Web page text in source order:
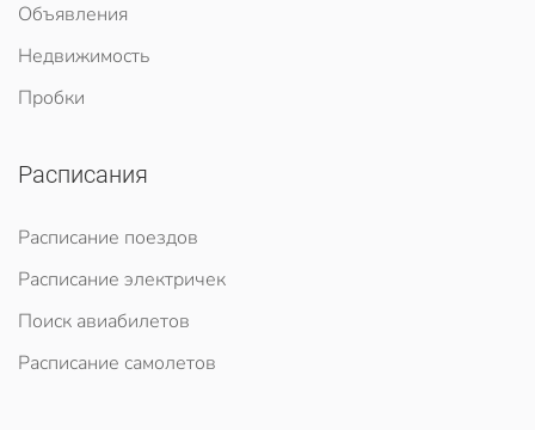
Объявления
Недвижимость
Пробки
Расписания
Расписание поездов
Расписание электричек
Поиск авиабилетов
Расписание самолетов